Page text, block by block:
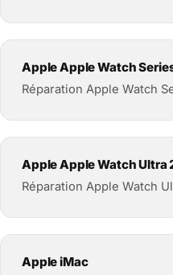
Apple Apple Watch
Réparation Apple Watch
Apple Apple Watch Ultra
Réparation Apple Watch
Apple iMac